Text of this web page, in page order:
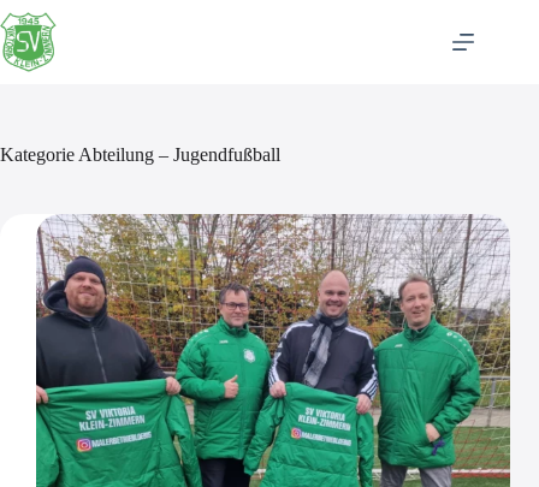
Zum
Inhalt
springen
Kategorie Abteilung – Jugendfußball